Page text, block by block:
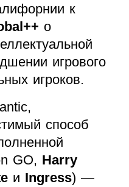
к
о
игрового
игроков.
способ
GO, Harry
и Ingress) —